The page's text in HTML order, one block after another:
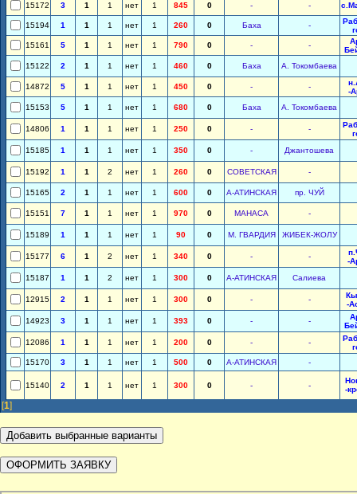
15172 3 1 1 нет 1 845 0 - -
15194 1 1 1 нет 1 260 0 Баха -
15161
5 1 1 нет 1 790 0 - -
15122
2 1 1 нет 1 460 0 Баха А. Токомбаева
14872 5 1 1 нет 1 450 0 - -
-
15153
5 1 1 нет 1 680 0 Баха А. Токомбаева
14806 1 1 1 нет 1 250 0 - -
15185
1 1 1 нет 1 350 0 - Джантошева
15192 1 1 2 нет 1 260 0 СОВЕТСКАЯ -
15165 2 1 1 нет 1 600 0 А-АТИНСКАЯ пр. ЧУЙ
15151 7 1 1 нет 1 970 0 МАНАСА -
15189 1 1 1 нет 1 90 0 М. ГВАРДИЯ ЖИБЕК-ЖОЛУ
15177 6 1 2 нет 1 340 0 - -
-
15187
1 1 2 нет 1 300 0 А-АТИНСКАЯ Салиева
12915 2 1 1 нет 1 300 0 - -
-
14923
3 1 1 нет 1 393 0 - -
12086
1 1 1 нет 1 200 0 - -
15170
3 1 1 нет 1 500 0 А-АТИНСКАЯ -
15140 2 1 1 нет 1 300 0 - -
-
[1]